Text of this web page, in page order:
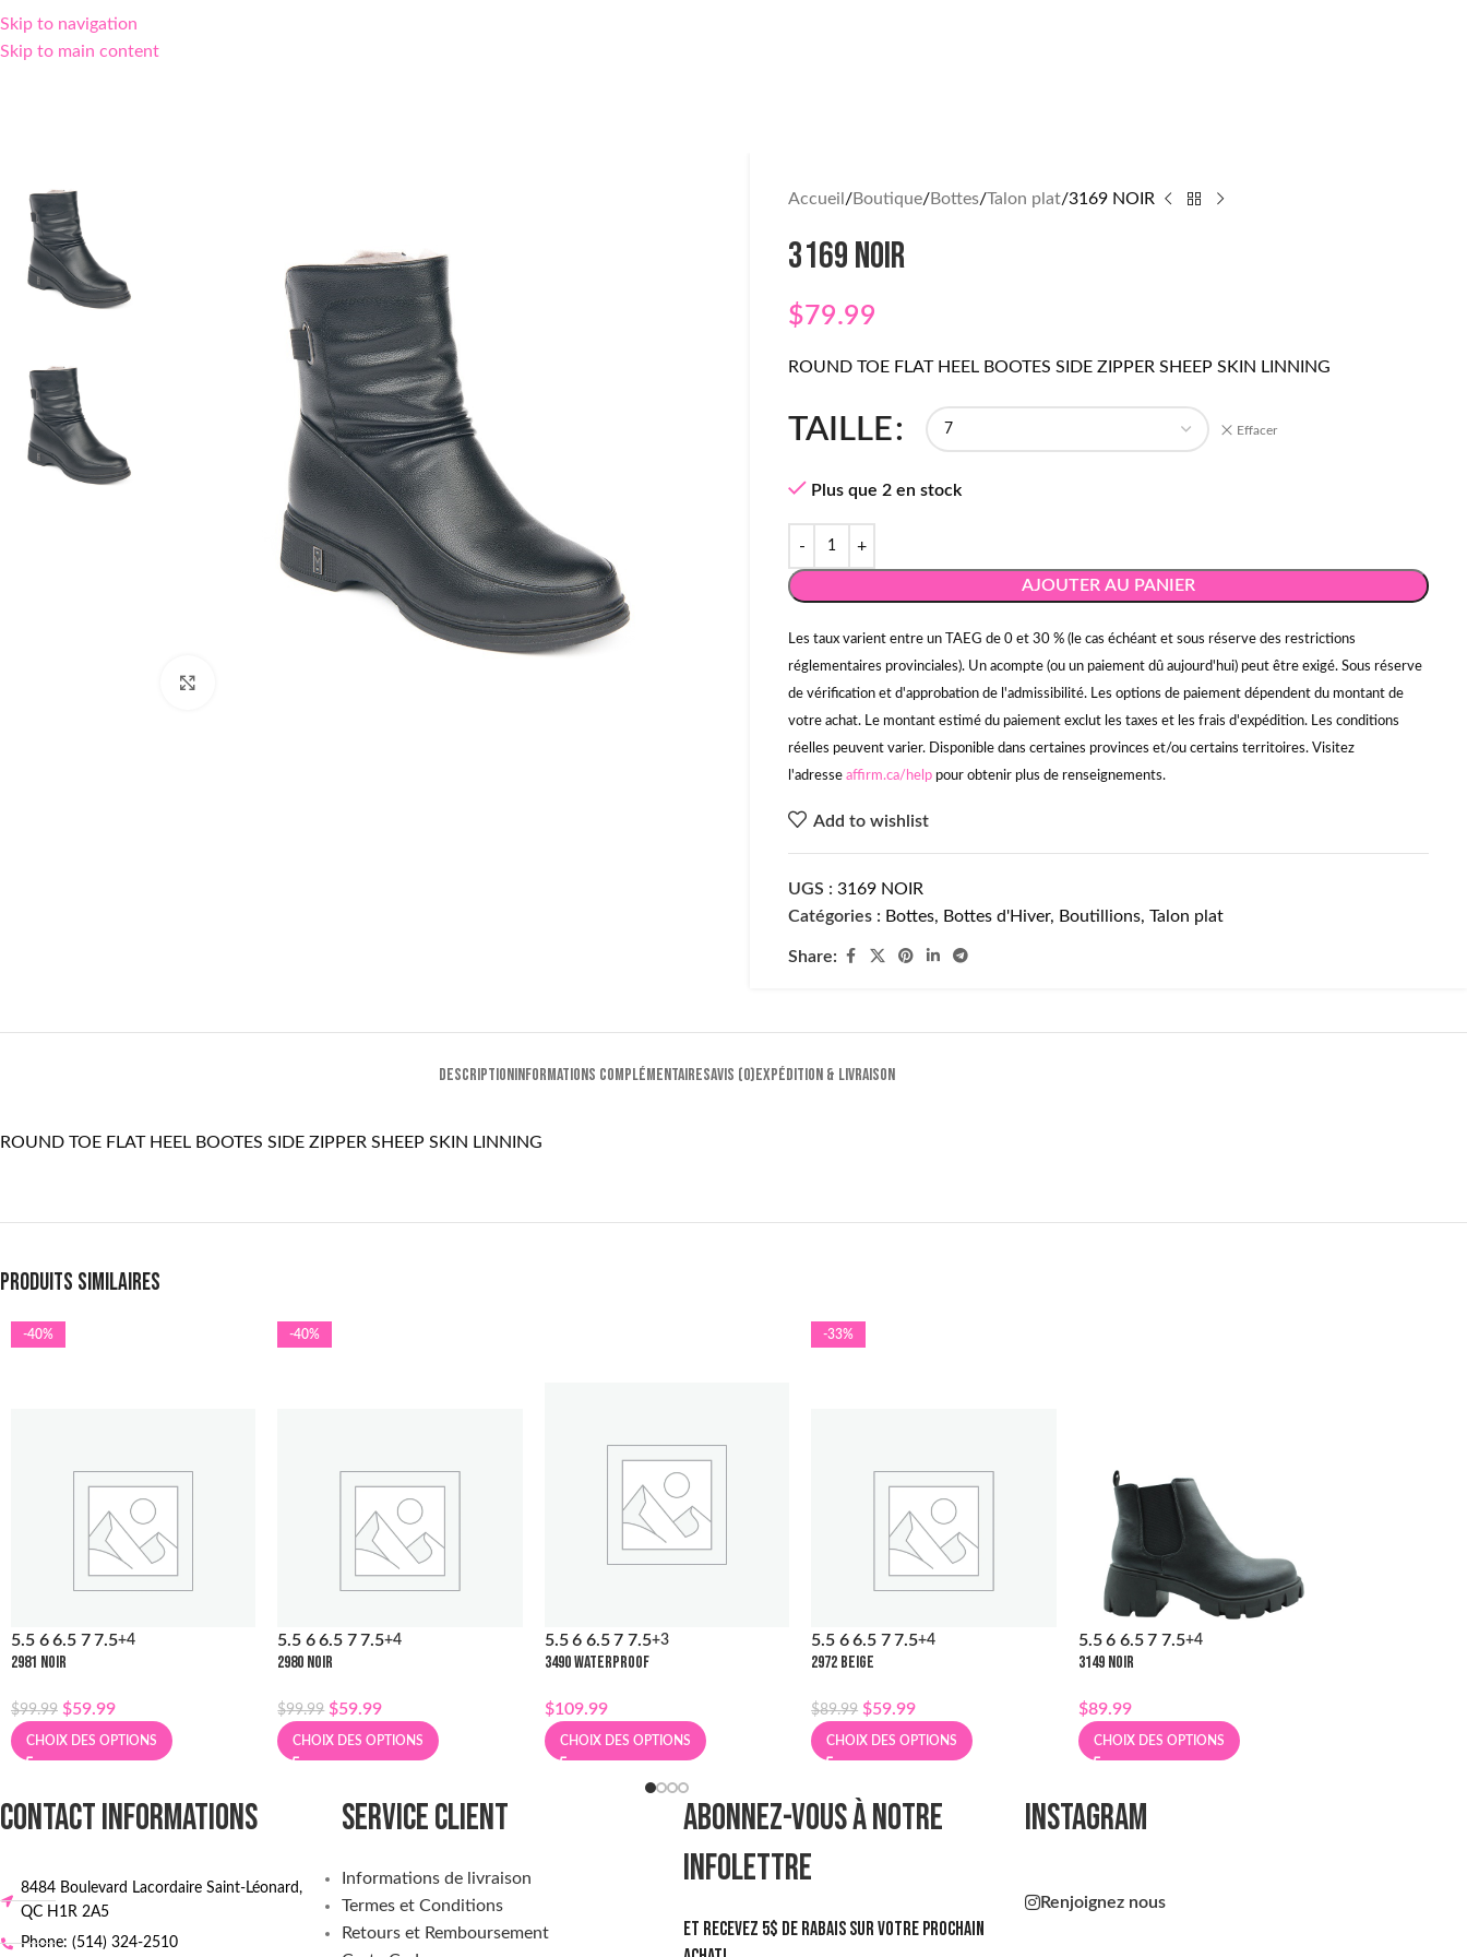
Skip to navigation
Skip to main content
Accueil Boutique Bottes Talon plat 3169 NOIR
3169 NOIR
$79.99
ROUND TOE FLAT HEEL BOOTES SIDE ZIPPER SHEEP SKIN LINNING
TAILLE Effacer
Plus que 2 en stock
AJOUTER AU PANIER
Les taux varient entre un TAEG de 0 et 30 % (le cas échéant et sous réserve des restrictions
réglementaires provinciales). Un acompte (ou un paiement dû aujourd'hui) peut être exigé. Sous réserve
de vérification et d'approbation de l'admissibilité. Les options de paiement dépendent du montant de
votre achat. Le montant estimé du paiement exclut les taxes et les frais d'expédition. Les conditions
réelles peuvent varier. Disponible dans certaines provinces et/ou certains territoires. Visitez
l'adresse affirm.ca/help pour obtenir plus de renseignements.
Add to wishlist
UGS : 3169 NOIR
Catégories : Bottes, Bottes d'Hiver, Boutillions, Talon plat
Share:
DESCRIPTIONINFORMATIONS COMPLÉMENTAIRESAVIS (0)EXPÉDITION & LIVRAISON
ROUND TOE FLAT HEEL BOOTES SIDE ZIPPER SHEEP SKIN LINNING
Produits similaires
-40%
5.5 6 6.5 7 7.5+4
2981 NOIR
$99.99 $59.99
CHOIX DES OPTIONS
-40%
5.5 6 6.5 7 7.5+4
2980 NOIR
$99.99 $59.99
CHOIX DES OPTIONS
5.5 6 6.5 7 7.5+3
3490 WATERPROOF
$109.99
CHOIX DES OPTIONS
-33%
5.5 6 6.5 7 7.5+4
2972 BEIGE
$89.99 $59.99
CHOIX DES OPTIONS
5.5 6 6.5 7 7.5+4
3149 NOIR
$89.99
CHOIX DES OPTIONS
CONTACT INFORMATIONS
8484 Boulevard Lacordaire Saint-Léonard,
QC H1R 2A5
Phone: (514) 324-2510
SERVICE CLIENT
Informations de livraison
Termes et Conditions
Retours et Remboursement
ABONNEZ-VOUS À NOTRE
INFOLETTRE
Et recevez 5$ de rabais sur votre prochain
INSTAGRAM
Renjoignez nous